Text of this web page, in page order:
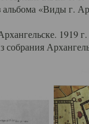
«Виды г.
1919